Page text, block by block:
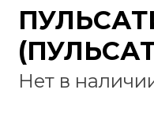
Нет в